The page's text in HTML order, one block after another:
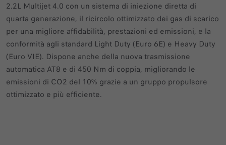
2.2L Multijet 4.0 con un sistema di iniezione diretta di
quarta generazione, il ricircolo ottimizzato dei gas di scarico
per una migliore affidabilità, prestazioni ed emissioni, e la
conformità agli standard Light Duty (Euro 6E) e Heavy Duty
(Euro VIE). Dispone anche della nuova trasmissione
automatica AT8 e di 450 Nm di coppia, migliorando le
emissioni di CO2 del 10% grazie a un gruppo propulsore
ottimizzato e più efficiente.